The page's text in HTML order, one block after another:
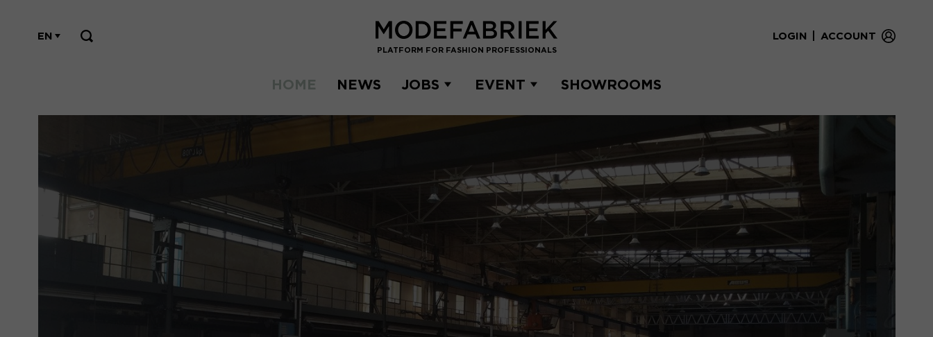
PLATFORM FOR FASHION PROFESSIONALS
LOGIN ACCOUNT
EN
HOME NEWS JOBS EVENT SHOWROOMS